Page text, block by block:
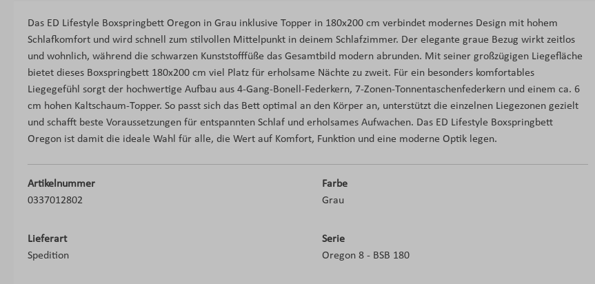
Das ED Lifestyle Boxspringbett Oregon in Grau inklusive Topper in 180x200 cm verbindet modernes Design mit hohem
Schlafkomfort und wird schnell zum stilvollen Mittelpunkt in deinem Schlafzimmer. Der elegante graue Bezug wirkt zeitlos
und wohnlich, während die schwarzen Kunststofffüße das Gesamtbild modern abrunden. Mit seiner großzügigen Liegefläche
bietet dieses Boxspringbett 180x200 cm viel Platz für erholsame Nächte zu zweit. Für ein besonders komfortables
Liegegefühl sorgt der hochwertige Aufbau aus 4-Gang-Bonell-Federkern, 7-Zonen-Tonnentaschenfederkern und einem ca. 6
cm hohen Kaltschaum-Topper. So passt sich das Bett optimal an den Körper an, unterstützt die einzelnen Liegezonen gezielt
und schafft beste Voraussetzungen für entspannten Schlaf und erholsames Aufwachen. Das ED Lifestyle Boxspringbett
Oregon ist damit die ideale Wahl für alle, die Wert auf Komfort, Funktion und eine moderne Optik legen.
Artikelnummer
0337012802
Farbe
Grau
Lieferart
Spedition
Serie
Oregon 8 - BSB 180